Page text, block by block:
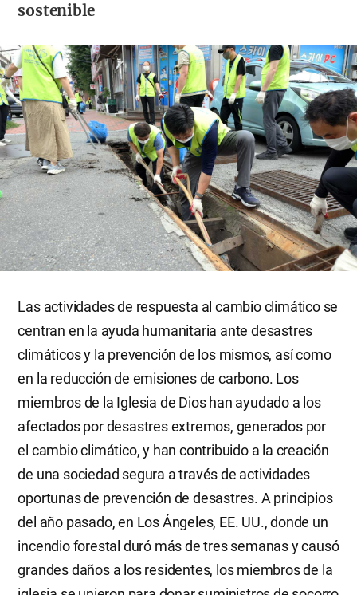
sostenible
Las actividades de respuesta al cambio climático se
centran en la ayuda humanitaria ante desastres
climáticos y la prevención de los mismos, así como
en la reducción de emisiones de carbono. Los
miembros de la Iglesia de Dios han ayudado a los
afectados por desastres extremos, generados por
el cambio climático, y han contribuido a la creación
de una sociedad segura a través de actividades
oportunas de prevención de desastres. A principios
del año pasado, en Los Ángeles, EE. UU., donde un
incendio forestal duró más de tres semanas y causó
grandes daños a los residentes, los miembros de la